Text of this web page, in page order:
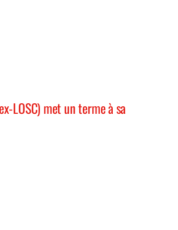
LOSC) met un terme à sa